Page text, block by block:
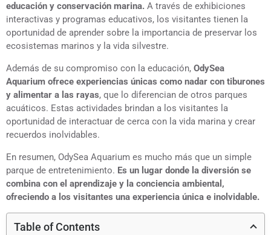
educación y conservación marina. A través de exhibiciones
interactivas y programas educativos, los visitantes tienen la
oportunidad de aprender sobre la importancia de preservar los
ecosistemas marinos y la vida silvestre.
Además de su compromiso con la educación, OdySea
Aquarium ofrece experiencias únicas como nadar con tiburones
y alimentar a las rayas, que lo diferencian de otros parques
acuáticos. Estas actividades brindan a los visitantes la
oportunidad de interactuar de cerca con la vida marina y crear
recuerdos inolvidables.
En resumen, OdySea Aquarium es mucho más que un simple
parque de entretenimiento. Es un lugar donde la diversión se
combina con el aprendizaje y la conciencia ambiental,
ofreciendo a los visitantes una experiencia única e inolvidable.
Table of Contents